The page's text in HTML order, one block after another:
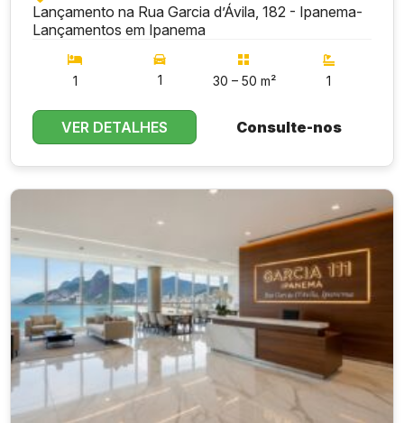
Lançamento na Rua Garcia d’Ávila, 182 - Ipanema-
Lançamentos em Ipanema
1 1 30 – 50 m² 1
VER DETALHES Consulte-nos